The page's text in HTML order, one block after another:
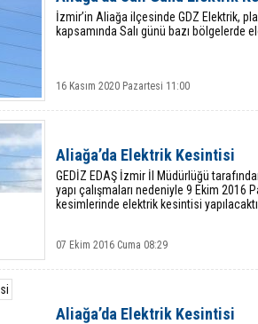
İzmir’in Aliağa ilçesinde GDZ Elektrik,
kapsamında Salı günü bazı bölgelerde
16 Kasım 2020 Pazartesi 11:00
Aliağa’da Elektrik Kesintisi
GEDİZ EDAŞ İzmir İl Müdürlüğü
yapı çalışmaları nedeniyle 9 Ekim 2016
kesimlerinde elektrik kesintisi
07 Ekim 2016 Cuma 08:29
Aliağa’da Elektrik Kesintisi